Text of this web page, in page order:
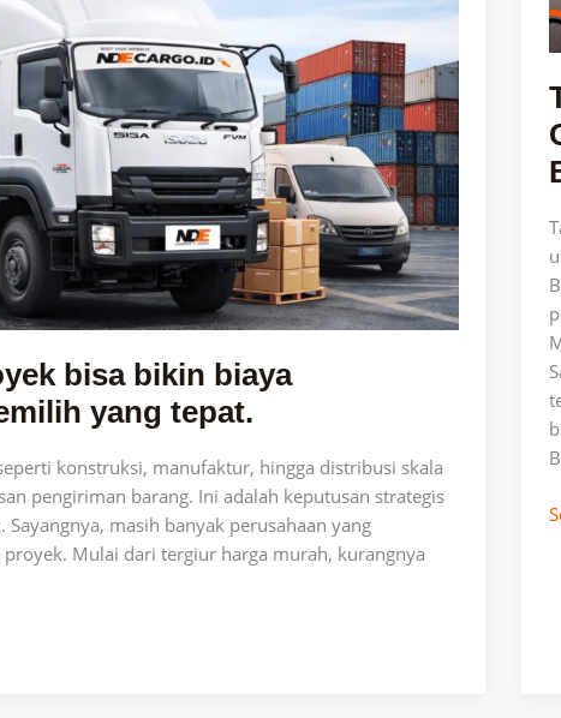
bisa bikin biaya
yang tepat.
konstruksi, manufaktur, hingga distribusi skala
pengiriman barang. Ini adalah keputusan strategis
masih banyak perusahaan yang
Mulai dari tergiur harga murah, kurangnya